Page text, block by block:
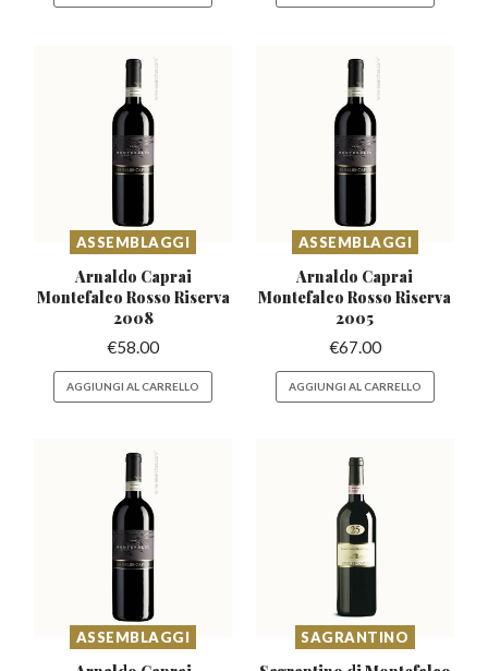
ASSEMBLAGGI
Arnaldo Caprai
Montefalco Rosso Riserva
2008
€58.00
AGGIUNGI AL CARRELLO
ASSEMBLAGGI
Arnaldo Caprai
MontefalcoRosso Riserva
2005
€67.00
AGGIUNGI AL CARRELLO
ASSEMBLAGGI SAGRANTINO